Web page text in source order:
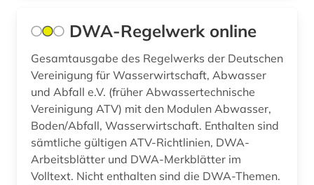
auflagenhöhe (1)
aufmaß (1)
aufsatzsammlung (2)
aufsätze (1)
august wilhelm iffland (1)
auktion (1)
DWA-Regelwerk online
Gesamtausgabe des Regelwerks der Deutschen
Vereinigung für Wasserwirtschaft, Abwasser
und Abfall e.V. (früher Abwassertechnische
Vereinigung ATV) mit den Modulen Abwasser,
Boden/Abfall, Wasserwirtschaft. Enthalten sind
sämtliche gültigen ATV-Richtlinien, DWA-
Arbeitsblätter und DWA-Merkblätter im
Volltext. Nicht enthalten sind die DWA-Themen.